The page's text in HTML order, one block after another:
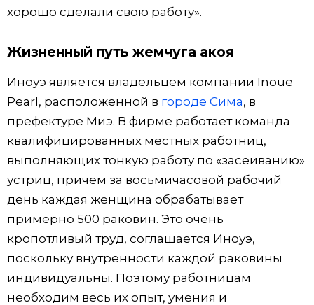
хорошо сделали свою работу».
Жизненный путь жемчуга акоя
Иноуэ является владельцем компании Inoue
Pearl, расположенной в городе Сима, в
префектуре Миэ. В фирме работает команда
квалифицированных местных работниц,
выполняющих тонкую работу по «засеиванию»
устриц, причем за восьмичасовой рабочий
день каждая женщина обрабатывает
примерно 500 раковин. Это очень
кропотливый труд, соглашается Иноуэ,
поскольку внутренности каждой раковины
индивидуальны. Поэтому работницам
необходим весь их опыт, умения и